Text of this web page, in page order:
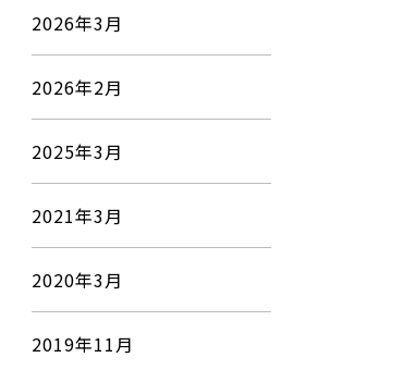
2026年3月
2026年2月
2025年3月
2021年3月
2020年3月
2019年11月